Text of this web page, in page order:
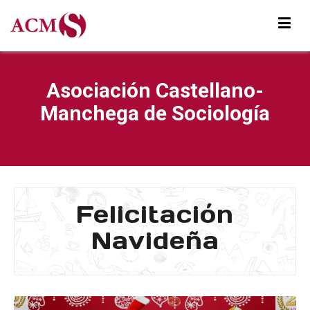
Asociación Castellano-
Manchega de Sociología
Felicitación
Navideña